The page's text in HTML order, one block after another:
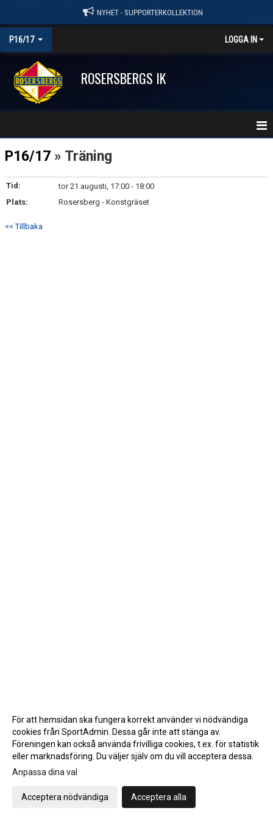
NYHET - SUPPORTERKOLLEKTION
P16/17 LOGGA IN
ROSERSBERGS IK
HEM
NYHETER
KALENDER
MATCHER
P16/17 » Träning
Tid:
tor 21 augusti, 17:00 - 18:00
Plats:
Rosersberg - Konstgräset
<< Tillbaka
Gå till Webbversion
För att hemsidan ska fungera korrekt använder vi nödvändiga
cookies från SportAdmin. Dessa går inte att stänga av.
Föreningen kan också använda frivilliga cookies, t.ex. för statistik
eller marknadsföring. Du väljer själv om du vill acceptera dessa.
Anpassa dina val
Acceptera nödvändiga Acceptera alla